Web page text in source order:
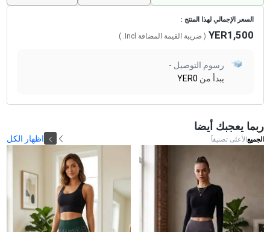
السعر الإجمالي لهذا المنتج :
YER1,500 ( ضريبة القيمة المضافة Incl.
)
رسوم التوصيل -
يبدأ من YER0
ربما يعجبك أيضا
الجميعالأعلى تصنيفاً اظهار الكل